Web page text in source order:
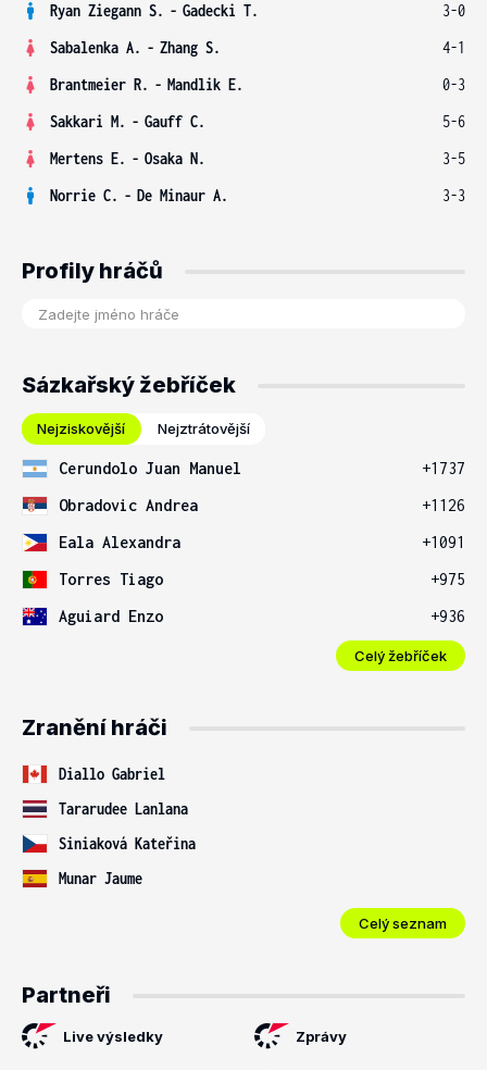
Ryan Ziegann S. - Gadecki T.
3-0
Sabalenka A. - Zhang S.
4-1
Brantmeier R. - Mandlik E.
0-3
Sakkari M. - Gauff C.
5-6
Mertens E. - Osaka N.
3-5
Norrie C. - De Minaur A. 3-3
Profily hráčů
Sázkařský žebříček
Nejziskovější Nejztrátovější
Cerundolo Juan Manuel
+1737
Obradovic Andrea
+1126
Eala Alexandra
+1091
Torres Tiago
+975
Aguiard Enzo
+936
Celý žebříček
Zranění hráči
Diallo Gabriel
Tararudee Lanlana
Siniaková Kateřina
Munar Jaume
Celý seznam
Partneři
Live výsledky Zprávy